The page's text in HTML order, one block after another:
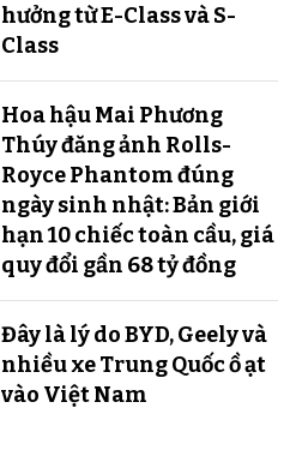
hưởng từ E-Class và S-
Class
Hoa hậu Mai Phương
Thúy đăng ảnh Rolls-
Royce Phantom đúng
ngày sinh nhật: Bản giới
hạn 10 chiếc toàn cầu, giá
quy đổi gần 68 tỷ đồng
Đây là lý do BYD, Geely và
nhiều xe Trung Quốc ồ ạt
vào Việt Nam